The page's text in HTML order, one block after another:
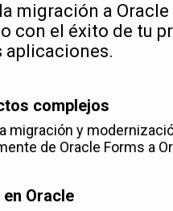
migración a Oracle
con el éxito de tu
aplicaciones.
complejos
migración y
de Oracle Forms a
Oracle